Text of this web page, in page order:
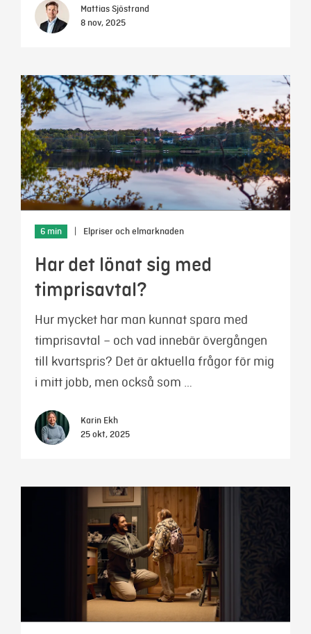
Mattias Sjöstrand
8 nov, 2025
6 min Elpriser och elmarknaden
Har det lönat sig med
timprisavtal?
Hur mycket har man kunnat spara med
timprisavtal – och vad innebär övergången
till kvartspris? Det är aktuella frågor för mig
i mitt jobb, men också som …
Karin Ekh
25 okt, 2025